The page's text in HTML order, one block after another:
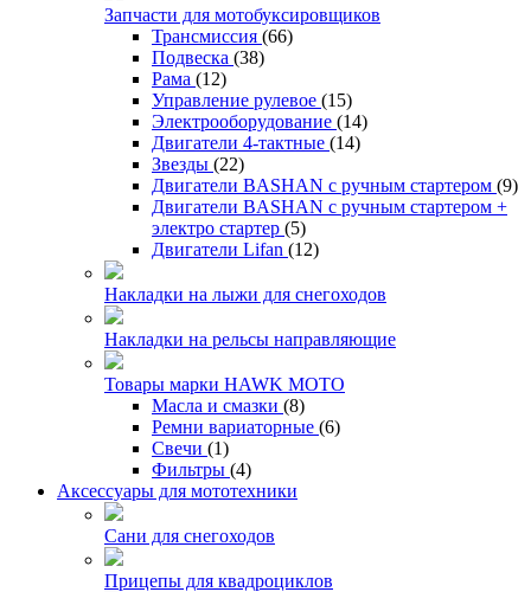
Запчасти для мотобуксировщиков
Трансмиссия (66)
Подвеска (38)
Рама (12)
Управление рулевое (15)
Электрооборудование (14)
Двигатели 4-тактные (14)
Звезды (22)
Двигатели BASHAN с ручным стартером (9)
Двигатели BASHAN с ручным стартером +
электро стартер (5)
Двигатели Lifan (12)
Накладки на лыжи для снегоходов
Накладки на рельсы направляющие
Товары марки HAWK MOTO
Масла и смазки (8)
Ремни вариаторные (6)
Свечи (1)
Фильтры (4)
Аксессуары для мототехники
Сани для снегоходов
Прицепы для квадроциклов